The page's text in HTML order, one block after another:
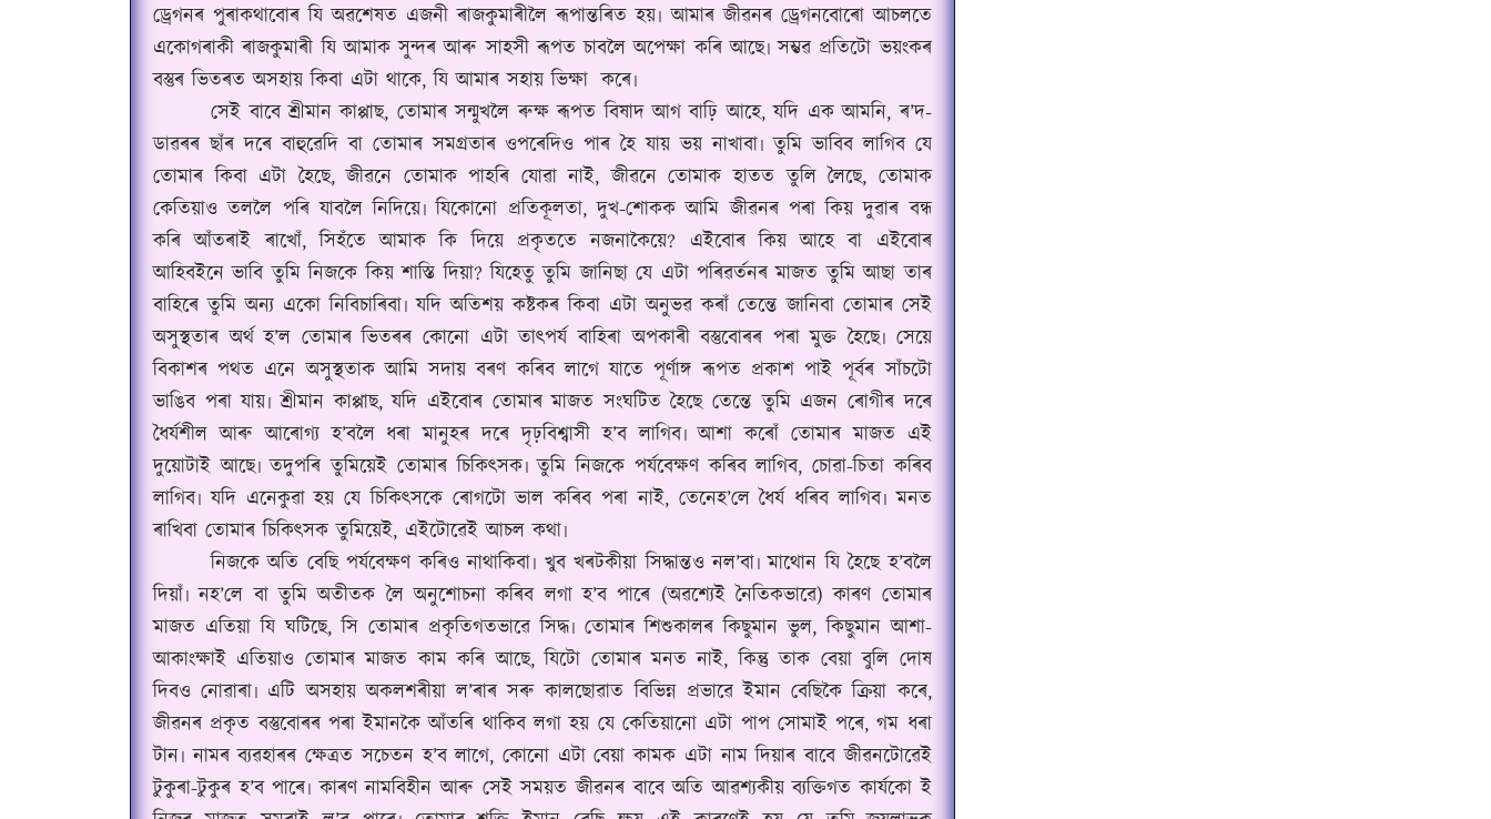
ড্ৰেগনৰ পুৰাকথাবোৰ যি অৱশেষত এজনী ৰাজকুমাৰীলৈ ৰূপান্তৰিত হয়৷ আমাৰ জীৱনৰ ড্ৰেগনবোৰো আচলতে
একোগৰাকী ৰাজকুমাৰী যি আমাক সুন্দৰ আৰু সাহসী ৰূপত চাবলৈ অপেক্ষা কৰি আছে৷ সম্ভৱ প্ৰতিটো ভয়ংকৰ
বস্তুৰ ভিতৰত অসহায় কিবা এটা থাকে, যি আমাৰ সহায় ভিক্ষা কৰে৷
সেই বাবে শ্ৰীমান কাপ্পাছ, তোমাৰ সন্মুখলৈ ৰুক্ষ ৰূপত বিষাদ আগ বাঢ়ি আহে, যদি এক আমনি, ৰ’দ-
ডাৱৰৰ ছাঁৰ দৰে বাহুৱেদি বা তোমাৰ সমগ্ৰতাৰ ওপৰেদিও পাৰ হৈ যায় ভয় নাখাবা৷ তুমি ভাবিব লাগিব যে
তোমাৰ কিবা এটা হৈছে, জীৱনে তোমাক পাহৰি যোৱা নাই, জীৱনে তোমাক হাতত তুলি লৈছে, তোমাক
কেতিয়াও তললৈ পৰি যাবলৈ নিদিয়ে৷ যিকোনো প্ৰতিকূলতা, দুখ-শোকক আমি জীৱনৰ পৰা কিয় দুৱাৰ বন্ধ
কৰি আঁতৰাই ৰাখোঁ, সিহঁতে আমাক কি দিয়ে প্ৰকৃততে নজনাকৈয়ে? এইবোৰ কিয় আহে বা এইবোৰ
আহিবইনে ভাবি তুমি নিজকে কিয় শাস্তি দিয়া? যিহেতু তুমি জানিছা যে এটা পৰিৱৰ্তনৰ মাজত তুমি আছা তাৰ
বাহিৰে তুমি অন্য একো নিবিচাৰিবা৷ যদি অতিশয় কষ্টকৰ কিবা এটা অনুভৱ কৰাঁ তেন্তে জানিবা তোমাৰ সেই
অসুস্থতাৰ অৰ্থ হ’ল তোমাৰ ভিতৰৰ কোনো এটা তাৎপৰ্য বাহিৰা অপকাৰী বস্তুবোৰৰ পৰা মুক্ত হৈছে৷ সেয়ে
বিকাশৰ পথত এনে অসুস্থতাক আমি সদায় বৰণ কৰিব লাগে যাতে পূৰ্ণাঙ্গ ৰূপত প্ৰকাশ পাই পূৰ্বৰ সাঁচটো
ভাঙিব পৰা যায়৷ শ্ৰীমান কাপ্পাছ, যদি এইবোৰ তোমাৰ মাজত সংঘটিত হৈছে তেন্তে তুমি এজন ৰোগীৰ দৰে
ধৈৰ্যশীল আৰু আৰোগ্য হ’বলৈ ধৰা মানুহৰ দৰে দৃঢ়বিশ্বাসী হ’ব লাগিব৷ আশা কৰোঁ তোমাৰ মাজত এই
দুয়োটাই আছে৷ তদুপৰি তুমিয়েই তোমাৰ চিকিৎসক৷ তুমি নিজকে পৰ্যবেক্ষণ কৰিব লাগিব, চোৱা-চিতা কৰিব
লাগিব৷ যদি এনেকুৱা হয় যে চিকিৎসকে ৰোগটো ভাল কৰিব পৰা নাই, তেনেহ’লে ধৈৰ্য ধৰিব লাগিব৷ মনত
ৰাখিবা তোমাৰ চিকিৎসক তুমিয়েই, এইটোৱেই আচল কথা৷
নিজকে অতি বেছি পৰ্যবেক্ষণ কৰিও নাথাকিবা৷ খুব খৰটকীয়া সিদ্ধান্তও নল’বা৷ মাথোন যি হৈছে হ’বলৈ
দিয়াঁ৷ নহ’লে বা তুমি অতীতক লৈ অনুশোচনা কৰিব লগা হ’ব পাৰে (অৱশ্যেই নৈতিকভাৱে) কাৰণ তোমাৰ
মাজত এতিয়া যি ঘটিছে, সি তোমাৰ প্ৰকৃতিগতভাৱে সিদ্ধ৷ তোমাৰ শিশুকালৰ কিছুমান ভুল, কিছুমান আশা-
আকাংক্ষাই এতিয়াও তোমাৰ মাজত কাম কৰি আছে, যিটো তোমাৰ মনত নাই, কিন্তু তাক বেয়া বুলি দোষ
দিবও নোৱাৰা৷ এটি অসহায় অকলশৰীয়া ল’ৰাৰ সৰু কালছোৱাত বিভিন্ন প্ৰভাৱে ইমান বেছিকৈ ক্ৰিয়া কৰে,
জীৱনৰ প্ৰকৃত বস্তুবোৰৰ পৰা ইমানকৈ আঁতৰি থাকিব লগা হয় যে কেতিয়ানো এটা পাপ সোমাই পৰে, গম ধৰা
টান৷ নামৰ ব্যৱহাৰৰ ক্ষেত্ৰত সচেতন হ’ব লাগে, কোনো এটা বেয়া কামক এটা নাম দিয়াৰ বাবে জীৱনটোৱেই
টুকুৰা-টুকুৰ হ’ব পাৰে৷ কাৰণ নামবিহীন আৰু সেই সময়ত জীৱনৰ বাবে অতি আৱশ্যকীয় ব্যক্তিগত কাৰ্যকো ই